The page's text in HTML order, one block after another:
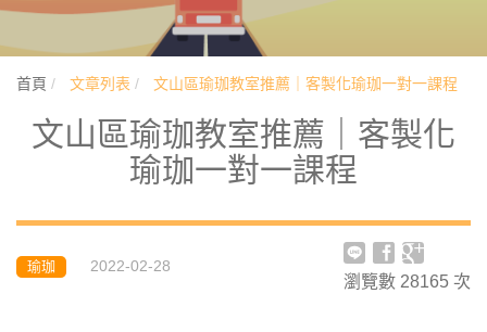
首頁 文章列表 文山區瑜珈教室推薦｜客製化瑜珈一對一課程
文山區瑜珈教室推薦｜客製化
瑜珈一對一課程
瑜珈 2022-02-28
瀏覽數 28165 次